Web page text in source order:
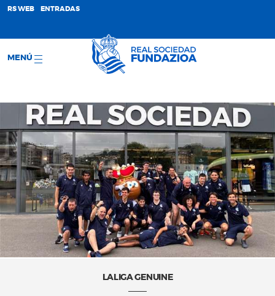
RS WEB ENTRADAS
MENÚ
LALIGA GENUINE